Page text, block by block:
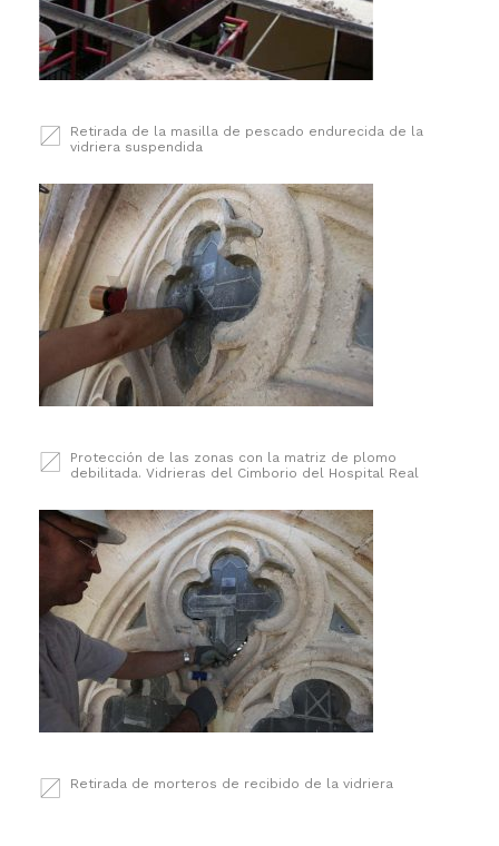
Retirada de la masilla de pescado endurecida de la
vidriera suspendida
Protección de las zonas con la matriz de plomo
debilitada. Vidrieras del Cimborio del Hospital Real
Retirada de morteros de recibido de la vidriera